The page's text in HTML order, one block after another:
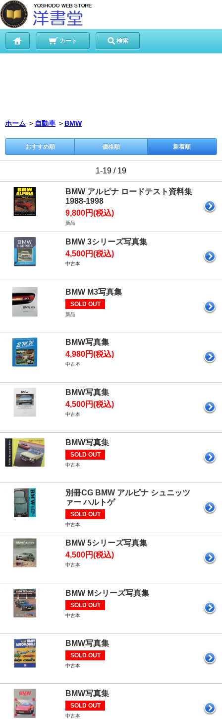
カート 検索
ホーム ＞ 自動車 ＞ BMW
おすすめ順 価格順 新着順
1-19 / 19
BMW アルピナ ロードテスト資料集
1988-1998
9,800円(税込)
新品
BMW 3シリーズ写真集
4,500円(税込)
中古本
BMW M3写真集
SOLD OUT
新品
BMW写真集
4,980円(税込)
中古本
BMW写真集
4,500円(税込)
中古本
BMW写真集
SOLD OUT
中古本
別冊CG BMW アルピナ シュニッツ
ァー ハルトゲ
SOLD OUT
中古本
BMW 5シリーズ写真集
4,500円(税込)
中古本
BMW Mシリーズ写真集
SOLD OUT
中古本
BMW写真集
SOLD OUT
中古本
BMW写真集
SOLD OUT
中古本